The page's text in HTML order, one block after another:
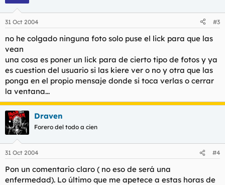
31 Oct 2004 #3
no he colgado ninguna foto solo puse el lick para que las
vean
una cosa es poner un lick para de cierto tipo de fotos y ya
es cuestion del usuario si las kiere ver o no y otra que las
ponga en el propio mensaje donde si toca verlas o cerrar
la ventana...
Draven
Forero del todo a cien
31 Oct 2004 #4
Pon un comentario claro ( no eso de será una
enfermedad). Lo último que me apetece a estas horas de